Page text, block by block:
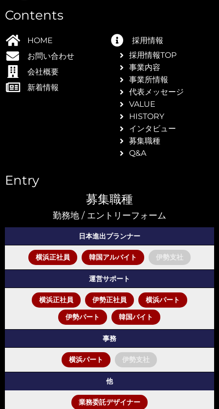
]海外ブ
け、
私た
Contents
HOME
お問い合わせ
会社概要
新着情報
採用情報
採用情報TOP
事業内容
事業所情報
代表メッセージ
VALUE
HISTORY
インタビュー
募集職種
Q&A
Entry
募集職種
勤務地 / エントリーフォーム
日本進出プランナー
横浜正社員 韓国アルバイト 伊勢支社
運営サポート
横浜正社員 伊勢正社員
横浜パート
伊勢パート
韓国バイト
事務
横浜パート 伊勢支社
他
業務委託デザイナー